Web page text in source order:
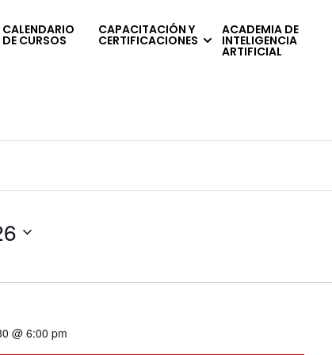
CALENDARIO
DE CURSOS
CAPACITACIÓN Y
CERTIFICACIONES
ACADEMIA DE
INTELIGENCIA
ARTIFICIAL
@ 6:00 pm